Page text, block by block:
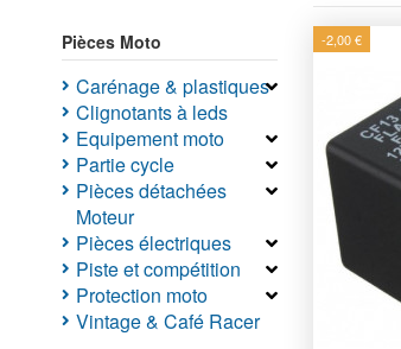
-2,00 €
Pièces Moto
Carénage & plastiques
Clignotants à leds
Equipement moto
Partie cycle
Pièces détachées
Moteur
Pièces électriques
Piste et compétition
Protection moto
Vintage & Café Racer